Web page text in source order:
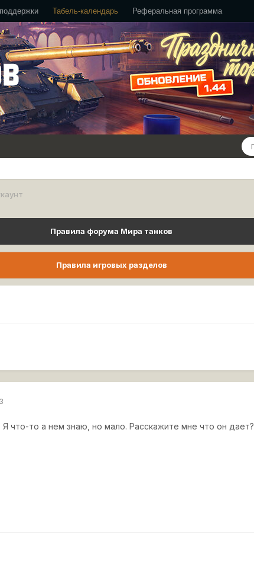
Табель-календарь Реферальная программа
Правила форума Мира танков
Правила игровых разделов
Я что-то а нем знаю, но мало. Расскажите мне что он дает?